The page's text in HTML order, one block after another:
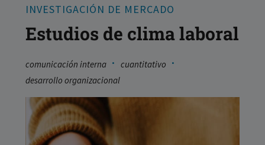
INVESTIGACIÓN DE MERCADO
Estudios de clima laboral
comunicación interna · cuantitativo ·
desarrollo organizacional